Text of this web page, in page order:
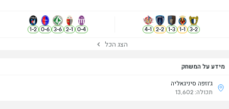
מידע על המשחק
ג'וזפה סיניגאליה
תכולה: 13,602
2
-
3
1
-
1
3
-
1
2
-
2
1
-
4
4
-
0
1
-
2
6
-
3
6
-
0
2
-
1
הצג הכל